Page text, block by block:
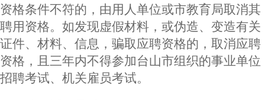
资格条件不符的，由用人单位或市教育局取消其
聘用资格。如发现虚假材料，或伪造、变造有关
证件、材料、信息，骗取应聘资格的，取消应聘
资格，且三年内不得参加台山市组织的事业单位
招聘考试、机关雇员考试。